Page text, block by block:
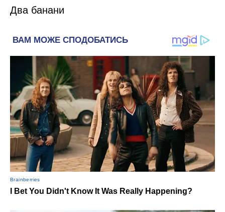
Два банани